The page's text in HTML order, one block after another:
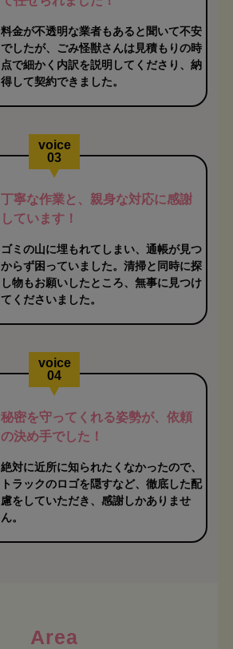
料金が不透明な業者もあると聞いて不安
でしたが、ごみ怪獣さんは見積もりの時
点で細かく内訳を説明してくださり、納
得して契約できました。
voice
03
丁寧な作業と、親身な対応に感謝
しています！
ゴミの山に埋もれてしまい、通帳が見つ
からず困っていました。清掃と同時に探
し物もお願いしたところ、無事に見つけ
てくださいました。
voice
04
秘密を守ってくれる姿勢が、依頼
の決め手でした！
絶対に近所に知られたくなかったので、
トラックのロゴを隠すなど、徹底した配
慮をしていただき、感謝しかありませ
ん。
Area